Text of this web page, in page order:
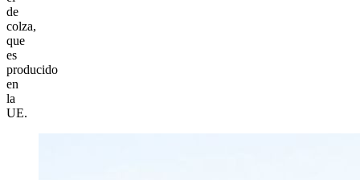
de
colza,
que
es
producido
en
la
UE.